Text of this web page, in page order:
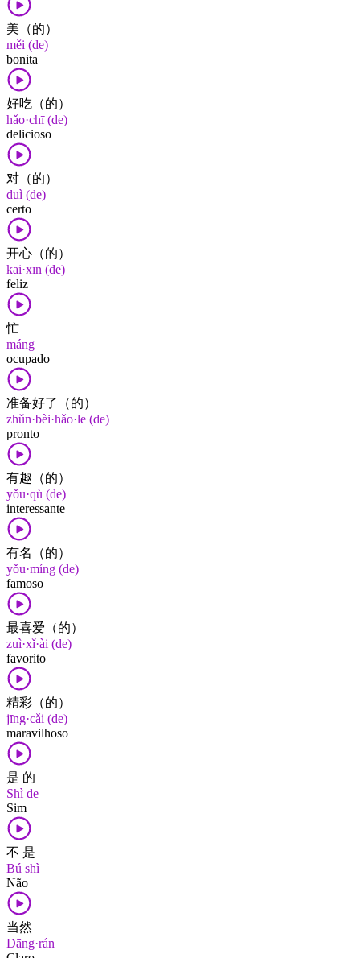
美（的）
měi (de)
bonita
好吃（的）
hǎo·chī (de)
delicioso
对（的）
duì (de)
certo
开心（的）
kāi·xīn (de)
feliz
忙
máng
ocupado
准备好了（的）
zhǔn·bèi·hǎo·le (de)
pronto
有趣（的）
yǒu·qù (de)
interessante
有名（的）
yǒu·míng (de)
famoso
最喜爱（的）
zuì·xǐ·ài (de)
favorito
精彩（的）
jīng·cǎi (de)
maravilhoso
是 的
Shì de
Sim
不 是
Bú shì
Não
当然
Dāng·rán